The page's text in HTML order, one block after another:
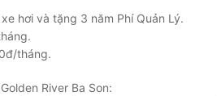
hơi và tặng 3 năm Phí Quản Lý.
tháng.
River Ba Son: